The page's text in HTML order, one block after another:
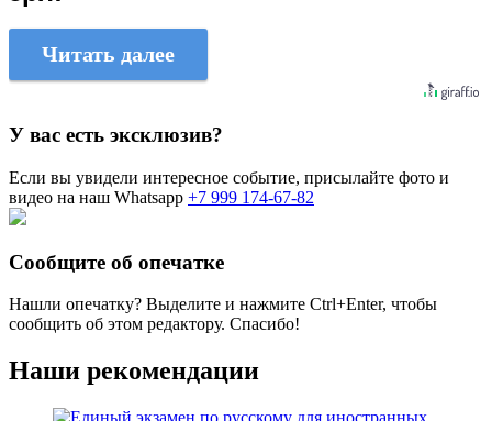
Читать далее
У вас есть эксклюзив?
Если вы увидели интересное событие, присылайте фото и
видео на наш Whatsapp +7 999 174-67-82
Сообщите об опечатке
Нашли опечатку? Выделите и нажмите Ctrl+Enter, чтобы
сообщить об этом редактору. Спасибо!
Наши рекомендации